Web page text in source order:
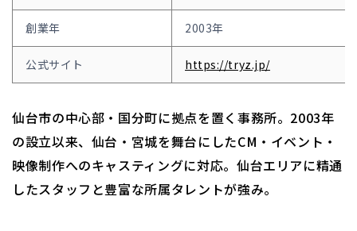
創業年 2003年
公式サイト https://tryz.jp/
仙台市の中心部・国分町に拠点を置く事務所。2003年
の設立以来、仙台・宮城を舞台にしたCM・イベント・
映像制作へのキャスティングに対応。仙台エリアに精通
したスタッフと豊富な所属タレントが強み。